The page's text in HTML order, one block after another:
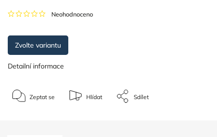
Neohodnoceno
Zvolte variantu
Detailní informace
Zeptat se Hlídat Sdílet